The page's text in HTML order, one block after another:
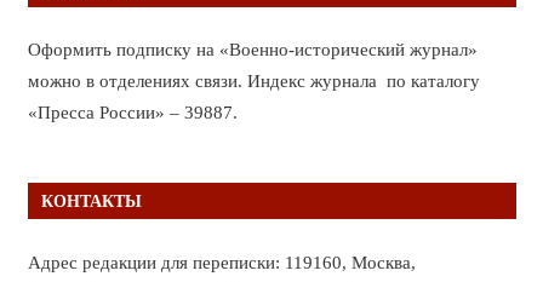
Оформить подписку на «Военно-исторический журнал»
можно в отделениях связи. Индекс журнала по каталогу
«Пресса России» – 39887.
КОНТАКТЫ
Адрес редакции для переписки: 119160, Москва,